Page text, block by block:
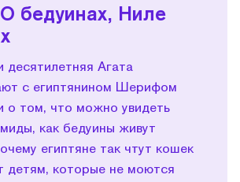
бедуинах, Ниле
Агата
с египтянином Шерифом
о том, что можно увидеть
как бедуины живут
египтяне так чтут кошек
детям, которые не моются